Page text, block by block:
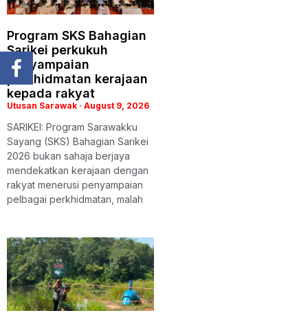
Program SKS Bahagian
Sarikei perkukuh
penyampaian
perkhidmatan kerajaan
kepada rakyat
Utusan Sarawak August 9, 2026
SARIKEI: Program Sarawakku
Sayang (SKS) Bahagian Sarikei
2026 bukan sahaja berjaya
mendekatkan kerajaan dengan
rakyat menerusi penyampaian
pelbagai perkhidmatan, malah